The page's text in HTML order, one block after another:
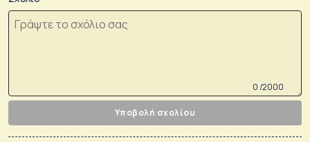
0 /2000
Υποβολή σχολίου